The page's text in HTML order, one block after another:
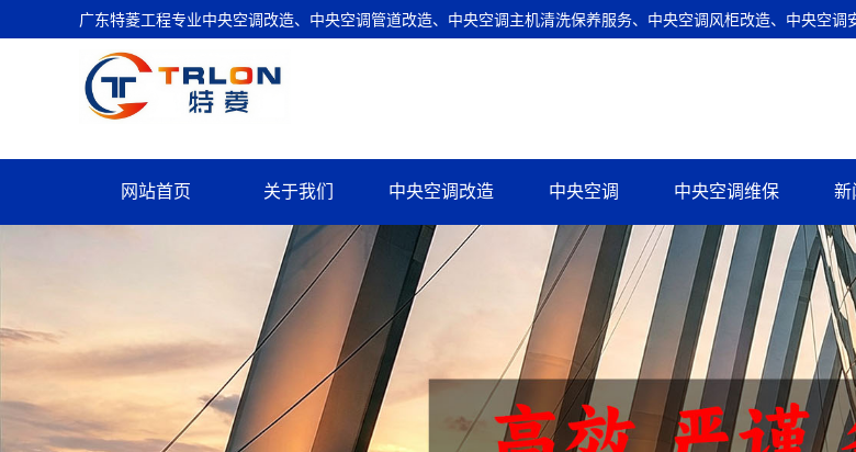
广东特菱工程专业中央空调改造、中央空调管道改造、中央空调主机清洗保养服务、中央空调风柜改造、中央空调
网站首页 关于我们 中央空调改造 中央空调 中央空调维保 新